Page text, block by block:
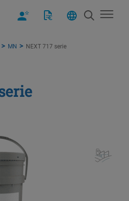
MN NEXT 717 serie